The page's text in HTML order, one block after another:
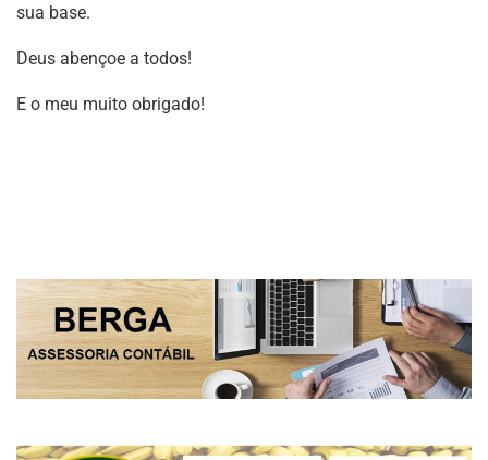
sua base.
Deus abençoe a todos!
E o meu muito obrigado!